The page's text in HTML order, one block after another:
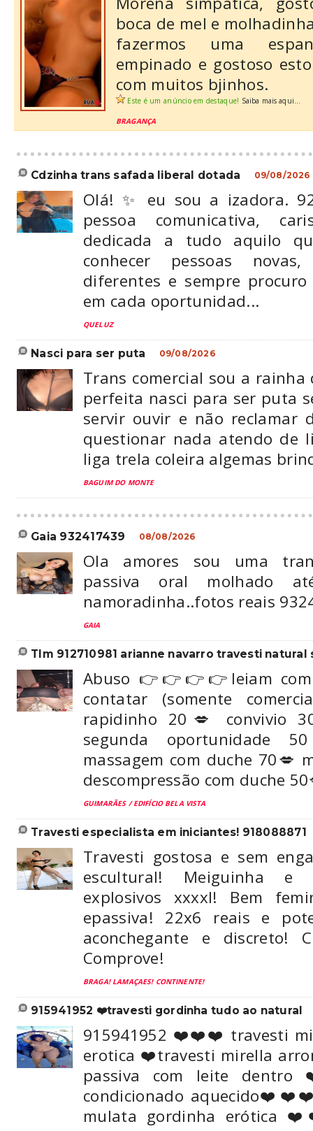
boca de mel e
fazermos uma
empinado e gostoso
com muitos bjinhos.
Este é um anúncio em destaque! Saiba mais aqui...
BRAGANÇA
cdzinha trans safada liberal dotada 09/08/2026
Olá! ✨ eu sou a izadora.
pessoa comunicativa,
dedicada a tudo aquilo
conhecer pessoas
diferentes e sempre
em cada oportunidad...
QUELUZ
nasci para ser puta 09/08/2026
Trans comercial sou a
perfeita nasci para ser puta
servir ouvir e não reclamar
questionar nada atendo de
liga trela coleira algemas
BAGUIM DO MONTE
gaia 932417439 08/08/2026
Ola amores sou uma
passiva oral molhado
namoradinha..fotos reais
GAIA
tlm 912710981 arianne navarro travesti natural
Abuso 👉👉👉👉leiam
contatar (somente
rapidinho 20💋 convivio
segunda oportunidade
massagem com duche 70💋
descompressão com duche
GUIMARÃES / EDIFÍCIO BELA VISTA
travesti especialista em iniciantes! 918088871
Travesti gostosa e sem
escultural! Meiguinha e
explosivos xxxxl! Bem
epassiva! 22x6 reais e
aconchegante e discreto!
Comprove!
BRAGA! LAMAÇAES! CONTINENTE!
915941952 ❤️travesti gordinha tudo ao natural
915941952 ❤️❤️❤️ travesti
erotica ❤️travesti mirella
passiva com leite
condicionado
mulata gordinha